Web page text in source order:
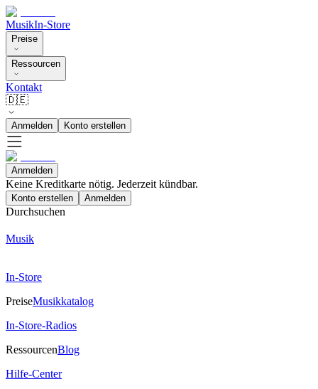
MusikIn-Store
Preise
Ressourcen
Kontakt
🇩🇪
Anmelden Konto erstellen
Anmelden
Keine Kreditkarte nötig. Jederzeit kündbar.
Konto erstellen Anmelden
Durchsuchen
Musik
In-Store
PreiseMusikkatalog
In-Store-Radios
RessourcenBlog
Hilfe-Center